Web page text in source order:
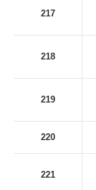
217
218
219
220
221